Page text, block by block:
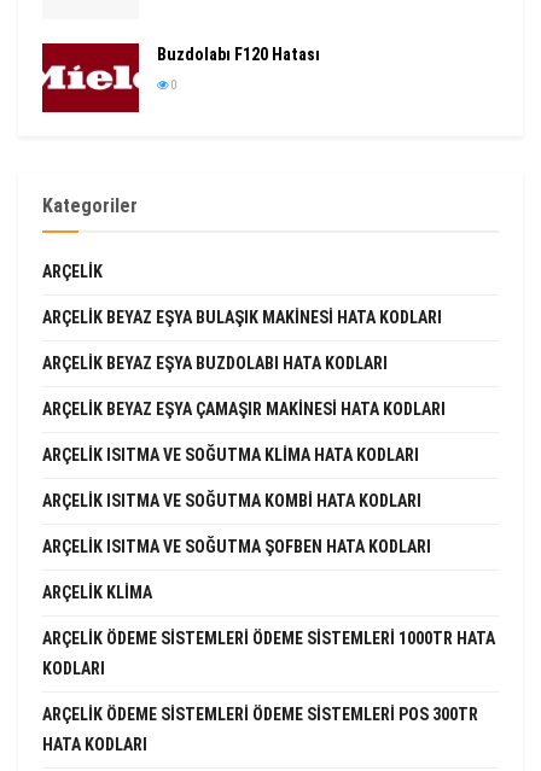
Buzdolabı F120 Hatası
0
Kategoriler
ARÇELIK
ARÇELIK BEYAZ EŞYA BULAŞIK MAKINESI HATA KODLARI
ARÇELIK BEYAZ EŞYA BUZDOLABI HATA KODLARI
ARÇELIK BEYAZ EŞYA ÇAMAŞIR MAKINESI HATA KODLARI
ARÇELIK ISITMA VE SOĞUTMA KLIMA HATA KODLARI
ARÇELIK ISITMA VE SOĞUTMA KOMBI HATA KODLARI
ARÇELIK ISITMA VE SOĞUTMA ŞOFBEN HATA KODLARI
ARÇELIK KLIMA
ARÇELIK ÖDEME SISTEMLERI ÖDEME SISTEMLERI 1000TR HATA
KODLARI
ARÇELIK ÖDEME SISTEMLERI ÖDEME SISTEMLERI POS 300TR
HATA KODLARI